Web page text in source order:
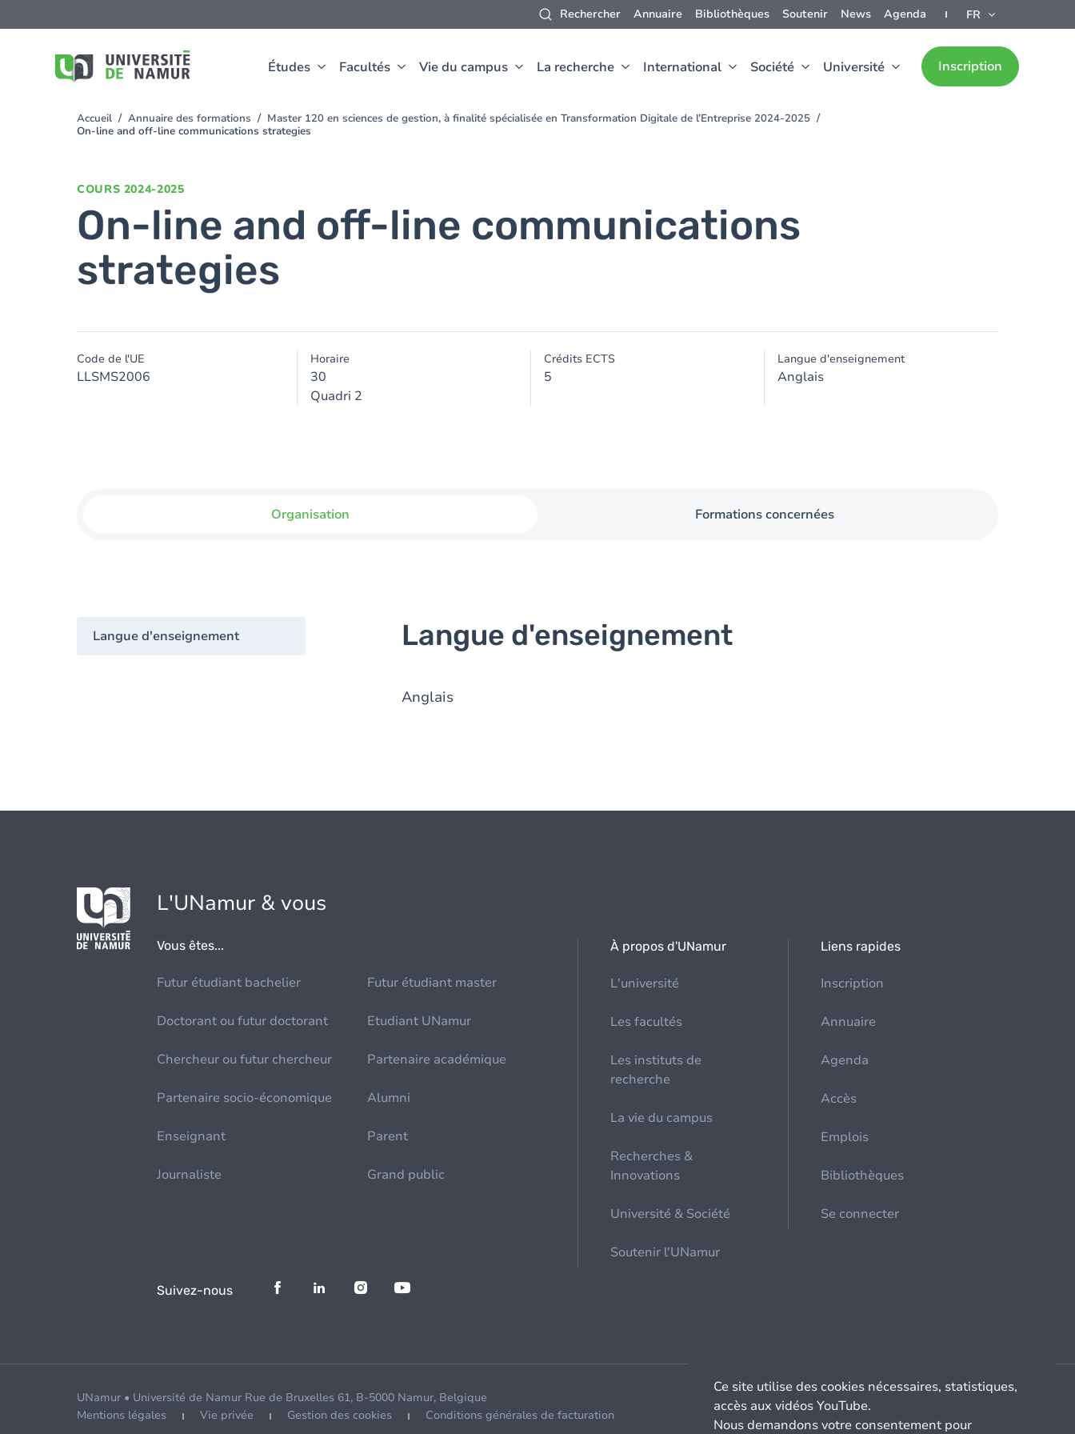
Rechercher Annuaire Bibliothèques Soutenir News Agenda FR
Études Facultés Vie du campus La recherche International Société Université Inscription
au
You
Accueil Annuaire des formations
Master 120 en sciences de gestion, à finalité spécialisée en Transformation Digitale de l’Entreprise 2024-2025
On-line and off-line communications strategies
COURS 2024-2025
On-line and off-line communications
strategies
Code de l'UE
LLSMS2006
Horaire
30
Quadri 2
Crédits ECTS
5
Langue d'enseignement
Anglais
Organisation Formations concernées
Langue d'enseignement Langue d'enseignement
Anglais
L'UNamur & vous
Vous êtes...
Futur étudiant bachelier Futur étudiant master
Doctorant ou futur doctorant Etudiant UNamur
Chercheur ou futur chercheur Partenaire académique
Partenaire socio-économique Alumni
Enseignant Parent
Journaliste Grand public
À propos d'UNamur
L'université
Les facultés
Les instituts de
recherche
La vie du campus
Recherches &
Innovations
Université & Société
Soutenir l'UNamur
Liens rapides
Inscription
Annuaire
Agenda
Accès
Emplois
Bibliothèques
Se connecter
Suivez-nous
UNamur • Université de Namur Rue de Bruxelles 61, B-5000 Namur, Belgique
Mentions légales
Vie privée Gestion des cookies Conditions générales de facturation
Ce site utilise des cookies nécessaires, statistiques,
accès aux vidéos YouTube.
Nous demandons votre consentement pour